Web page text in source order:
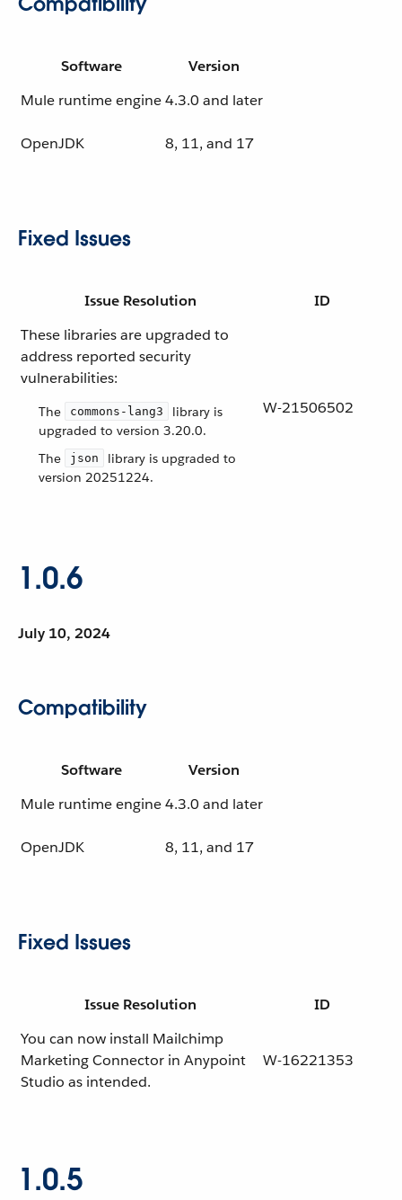
Software
Version
Mule runtime engine4.3.0 and later
OpenJDK 8, 11, and 17
Fixed Issues
Issue Resolution
ID
These libraries are upgraded to
address reported security
vulnerabilities:
The commons-lang3
library is
upgraded to version 3.20.0.
The
json
library is upgraded to
version 20251224.
W-21506502
1.0.6
July 10, 2024
Compatibility
Software
Version
Mule runtime engine4.3.0 and later
OpenJDK 8, 11, and 17
Fixed Issues
Issue Resolution
ID
You can now install Mailchimp
Marketing Connector in Anypoint
Studio as intended.
W-16221353
1.0.5